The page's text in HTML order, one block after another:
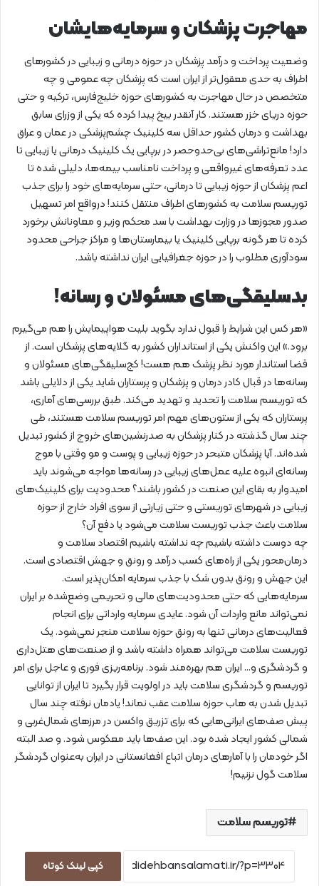
مهاجرت پزشکان و سرمایه‌هایشان
وضعیت پرداخت و درآمد پزشکان در حوزه درمانی و زیبایی در کشورهای
اطراف به حدی معقول‌تر از ایران است که پزشکان چه عمومی و چه
متخصص در حال مهاجرت به کشورهای حوزه خلیج‌فارس، ترکیه و حتی
حوزه دریای خزر هستند. کار آنقدر بیخ پیدا کرده که یکی از وزرای سابق
بهداشت و درمان کشور حداقل سه کلینیک چشم‌پزشکی در عمان و عراق
دارد! مانع‌تراشی‌های بی‌حدوحصر در برپایی یک کلینیک درمانی یا زیبایی تا
عدد تعرفه‌های غیرواقعی و پرداخت نامناسب بیمه‌ها، دلیلی شده تا
اعم پزشکان از حوزه زیبایی تا درمانی، حتی سرمایه‌های خود را برای جذب
توریسم سلامت به کشورهای اطراف منتقل کنند! درواقع امر تسهیل
صدور مجوزها در وزارت بهداشت با سد محکم وزیر و معاونانش برخورد
کرده تا هر گونه برپایی کلینیک یا بیمارستان‌ها و مراکز جراحی محدود
سودآوری مطلوب را در حوزه جغرافیایی ایران نداشته باشد.
بدسلیقگی‌های مسئولان و رسانه!
«هر کس این شرایط را قبول ندارد بگوید بلیت هواپیمایش را هم می‌گیرم
برود.» این واکنش یکی از استانداران کشور به گلایه‌های پزشکان است. از
قضا استاندار مورد نظر پزشک هم هست! کج‌سلیقگی‌های مسئولان و
رسانه‌ها در قبال کادر درمان و پزشکان و پرستاران شاید یکی از دلایلی باشد
که توریسم سلامت را تحدید و تهدید می‌کند. طبق بررسی‌های آماری،
پرستاران که یکی از ستون‌های مهم امر توریسم سلامت هستند، طی
چند سال گذشته در کنار پزشکان به صدرنشین‌های خروج از کشور تبدیل
شده‌اند. آیا پزشکان متبحر در حوزه زیبایی و پوست و مو وقتی با موج
رسانه‌ای انبوه علیه عمل‌های زیبایی در رسانه‌ها مواجه می‌شوند باید
امیدوار به بقای این صنعت در کشور باشند؟ محدودیت برای کلینیک‌های
زیبایی در شهرهای توریستی و حتی زیارتی از سوی افراد خارج از حوزه
سلامت باعث جذب توریست سلامت می‌شود یا دفع آن؟
چه دوست داشته باشیم چه نداشته باشیم اقتصاد سلامت و
درمان‌محور یکی از راه‌های کسب درآمد و رونق و جهش اقتصادی است.
این جهش و رونق بدون شک با جذب سرمایه امکان‌پذیر است.
سرمایه‌هایی که حتی محدودیت‌های مالی و تحریمی وضع‌شده بر ایران
نمی‌تواند مانع واردات آن شود. عایدی سرمایه وارداتی برای انجام
فعالیت‌های درمانی تنها به رونق حوزه سلامت منجر نمی‌شود. یک
توریست سلامت می‌تواند همراه داشته باشد و از صنعت‌های هتل‌داری
و گردشگری و… ایران هم بهره‌مند شود. برنامه‌ریزی فوری و عاجل برای امر
توریسم و گردشگری سلامت باید در اولویت قرار بگیرد تا ایران از توانایی
تبدیل شدن به هاب حوزه سلامت عقب نماند! یادمان نرفته چند سال
پیش صف‌های ایرانی‌هایی که برای تزریق واکسن در مرزهای شمال‌غربی و
شمالی کشور ایجاد شده بود. این صف‌ها باید معکوس شود. و صد البته
اگر خودمان را با آمارهای درمان اتباع افغانستانی در ایران به‌عنوان گردشگر
سلامت گول نزنیم!
توریسم سلامت
کپی لینک کوتاه